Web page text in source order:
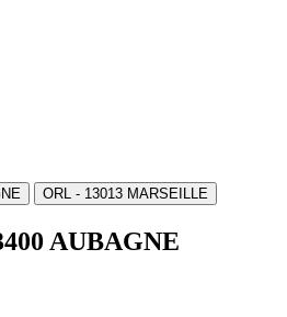
ORL - 13013 MARSEILLE
AUBAGNE